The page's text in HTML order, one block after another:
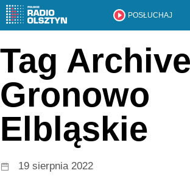
POSŁUCHAJ
Tag
Gronowo
Elbląskie
19 sierpnia 2022